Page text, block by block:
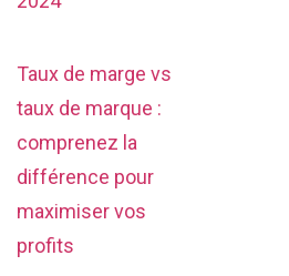
Taux de marge vs
taux de marque :
comprenez la
différence pour
maximiser vos
profits